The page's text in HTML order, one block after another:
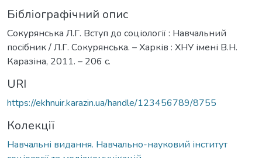
Бібліографічний опис
Сокурянська Л.Г. Вступ до соціології : Навчальний
посібник / Л.Г. Сокурянська. – Харків : ХНУ імені В.Н.
Каразіна, 2011. – 206 с.
URI
https://ekhnuir.karazin.ua/handle/123456789/8755
Колекції
Навчальні видання. Навчально-науковий інститут